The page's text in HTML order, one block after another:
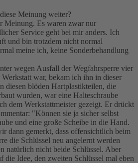
Meinung weiter?
Meinung. Es waren zwar nur
Service geht bei mir anders. Ich
und bin trotzdem nicht normal
meine ich, keine Sonderbehandlung
wegen Ausfall der Wegfahrsperre vier
war, bekam ich ihn in dieser
diesen blöden Hartplastikteilen, die
wurden, war eine Halteschraube
dem Werkstattmeister gezeigt. Er drückt
"Können sie ja sicher selbst
und eine große Scheibe in die Hand.
dann gemerkt, dass offensichtlich beim
die Schlüssel neu angelernt werden
natürlich nicht beide Schlüssel. Aber
die Idee, den zweiten Schlüssel mal eben